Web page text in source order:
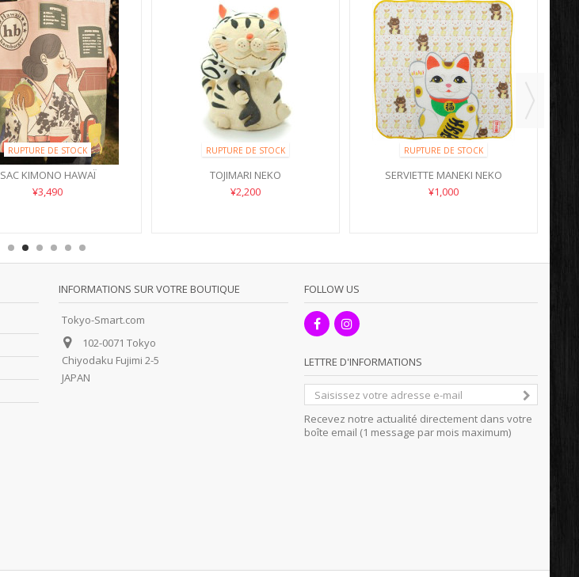
RUPTURE DE STOCK
SAC KIMONO HAWAÏ
¥3,490
RUPTURE DE STOCK
TOJIMARI NEKO
¥2,200
RUPTURE DE STOCK
SERVIETTE MANEKI NEKO
¥1,000
INFORMATIONS SUR VOTRE BOUTIQUE
Tokyo-Smart.com
102-0071 Tokyo
Chiyodaku Fujimi 2-5
JAPAN
FOLLOW US
LETTRE D'INFORMATIONS
Recevez notre actualité directement dans votre
boîte email (1 message par mois maximum)